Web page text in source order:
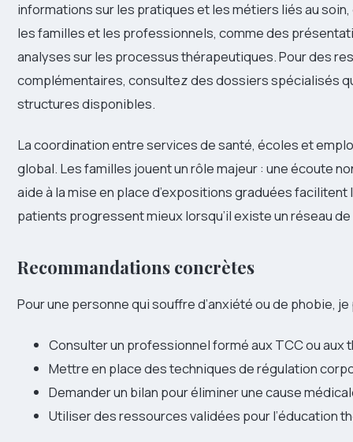
informations sur les pratiques et les métiers liés au
les familles et les professionnels, comme des
analyses sur les processus thérapeutiques. Pour des
complémentaires, consultez des dossiers spécialisés
structures disponibles.
La coordination entre services de santé, écoles et
global. Les familles jouent un rôle majeur : une écoute
aide à la mise en place d’expositions graduées facilitent
patients progressent mieux lorsqu’il existe un réseau
Recommandations concrètes
Pour une personne qui souffre d’anxiété ou de phobie,
Consulter un professionnel formé aux TCC ou
Mettre en place des techniques de régulation
Demander un bilan pour éliminer une cause
Utiliser des ressources validées pour l’éducation